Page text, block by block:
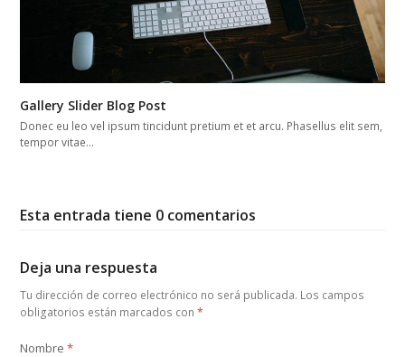
Gallery Slider Blog Post
Donec eu leo vel ipsum tincidunt pretium et et arcu. Phasellus elit sem,
tempor vitae…
Esta entrada tiene 0 comentarios
Deja una respuesta
Tu dirección de correo electrónico no será publicada. Los campos
obligatorios están marcados con*
Nombre*